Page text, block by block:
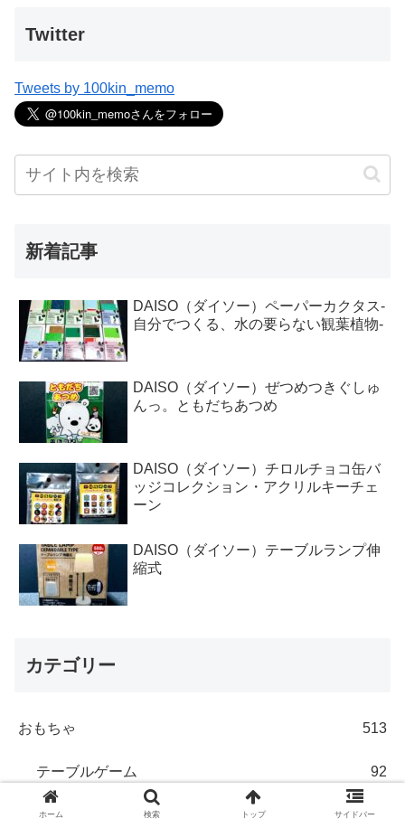
Twitter
Tweets by 100kin_memo
新着記事
DAISO（ダイソー）ペーパーカクタス-
自分でつくる、水の要らない観葉植物-
DAISO（ダイソー）ぜつめつきぐしゅ
んっ。ともだちあつめ
DAISO（ダイソー）チロルチョコ缶バ
ッジコレクション・アクリルキーチェ
ーン
DAISO（ダイソー）テーブルランプ伸
縮式
カテゴリー
おもちゃ 513
テーブルゲーム 92
パズル・ペーパークラフト 90
ホーム 検索 トップ サイドバー